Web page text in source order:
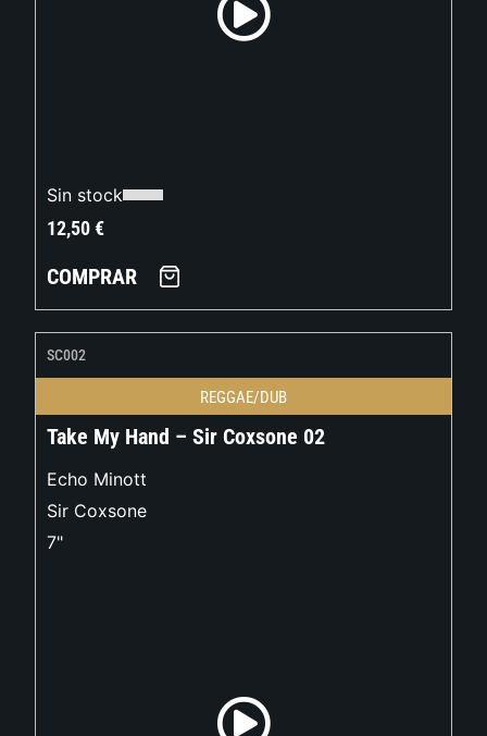
Sin stock
12,50€
COMPRAR
SC002
REGGAE/DUB
Take My Hand – Sir Coxsone 02
Echo Minott
Sir Coxsone
7"